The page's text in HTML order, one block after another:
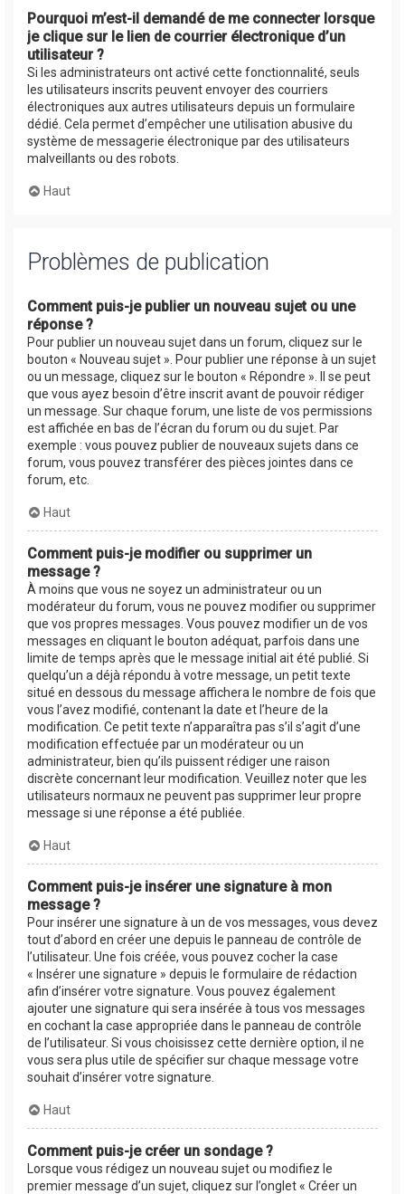
Pourquoi m’est-il demandé de me connecter lorsque
je clique sur le lien de courrier électronique d’un
utilisateur ?
Si les administrateurs ont activé cette fonctionnalité, seuls
les utilisateurs inscrits peuvent envoyer des courriers
électroniques aux autres utilisateurs depuis un formulaire
dédié. Cela permet d’empêcher une utilisation abusive du
système de messagerie électronique par des utilisateurs
malveillants ou des robots.
Haut
Problèmes de publication
Comment puis-je publier un nouveau sujet ou une
réponse ?
Pour publier un nouveau sujet dans un forum, cliquez sur le
bouton « Nouveau sujet ». Pour publier une réponse à un sujet
ou un message, cliquez sur le bouton « Répondre ». Il se peut
que vous ayez besoin d’être inscrit avant de pouvoir rédiger
un message. Sur chaque forum, une liste de vos permissions
est affichée en bas de l’écran du forum ou du sujet. Par
exemple : vous pouvez publier de nouveaux sujets dans ce
forum, vous pouvez transférer des pièces jointes dans ce
forum, etc.
Haut
Comment puis-je modifier ou supprimer un
message ?
À moins que vous ne soyez un administrateur ou un
modérateur du forum, vous ne pouvez modifier ou supprimer
que vos propres messages. Vous pouvez modifier un de vos
messages en cliquant le bouton adéquat, parfois dans une
limite de temps après que le message initial ait été publié. Si
quelqu’un a déjà répondu à votre message, un petit texte
situé en dessous du message affichera le nombre de fois que
vous l’avez modifié, contenant la date et l’heure de la
modification. Ce petit texte n’apparaîtra pas s’il s’agit d’une
modification effectuée par un modérateur ou un
administrateur, bien qu’ils puissent rédiger une raison
discrète concernant leur modification. Veuillez noter que les
utilisateurs normaux ne peuvent pas supprimer leur propre
message si une réponse a été publiée.
Haut
Comment puis-je insérer une signature à mon
message ?
Pour insérer une signature à un de vos messages, vous devez
tout d’abord en créer une depuis le panneau de contrôle de
l’utilisateur. Une fois créée, vous pouvez cocher la case
« Insérer une signature » depuis le formulaire de rédaction
afin d’insérer votre signature. Vous pouvez également
ajouter une signature qui sera insérée à tous vos messages
en cochant la case appropriée dans le panneau de contrôle
de l’utilisateur. Si vous choisissez cette dernière option, il ne
vous sera plus utile de spécifier sur chaque message votre
souhait d’insérer votre signature.
Haut
Comment puis-je créer un sondage ?
Lorsque vous rédigez un nouveau sujet ou modifiez le
premier message d’un sujet, cliquez sur l’onglet « Créer un